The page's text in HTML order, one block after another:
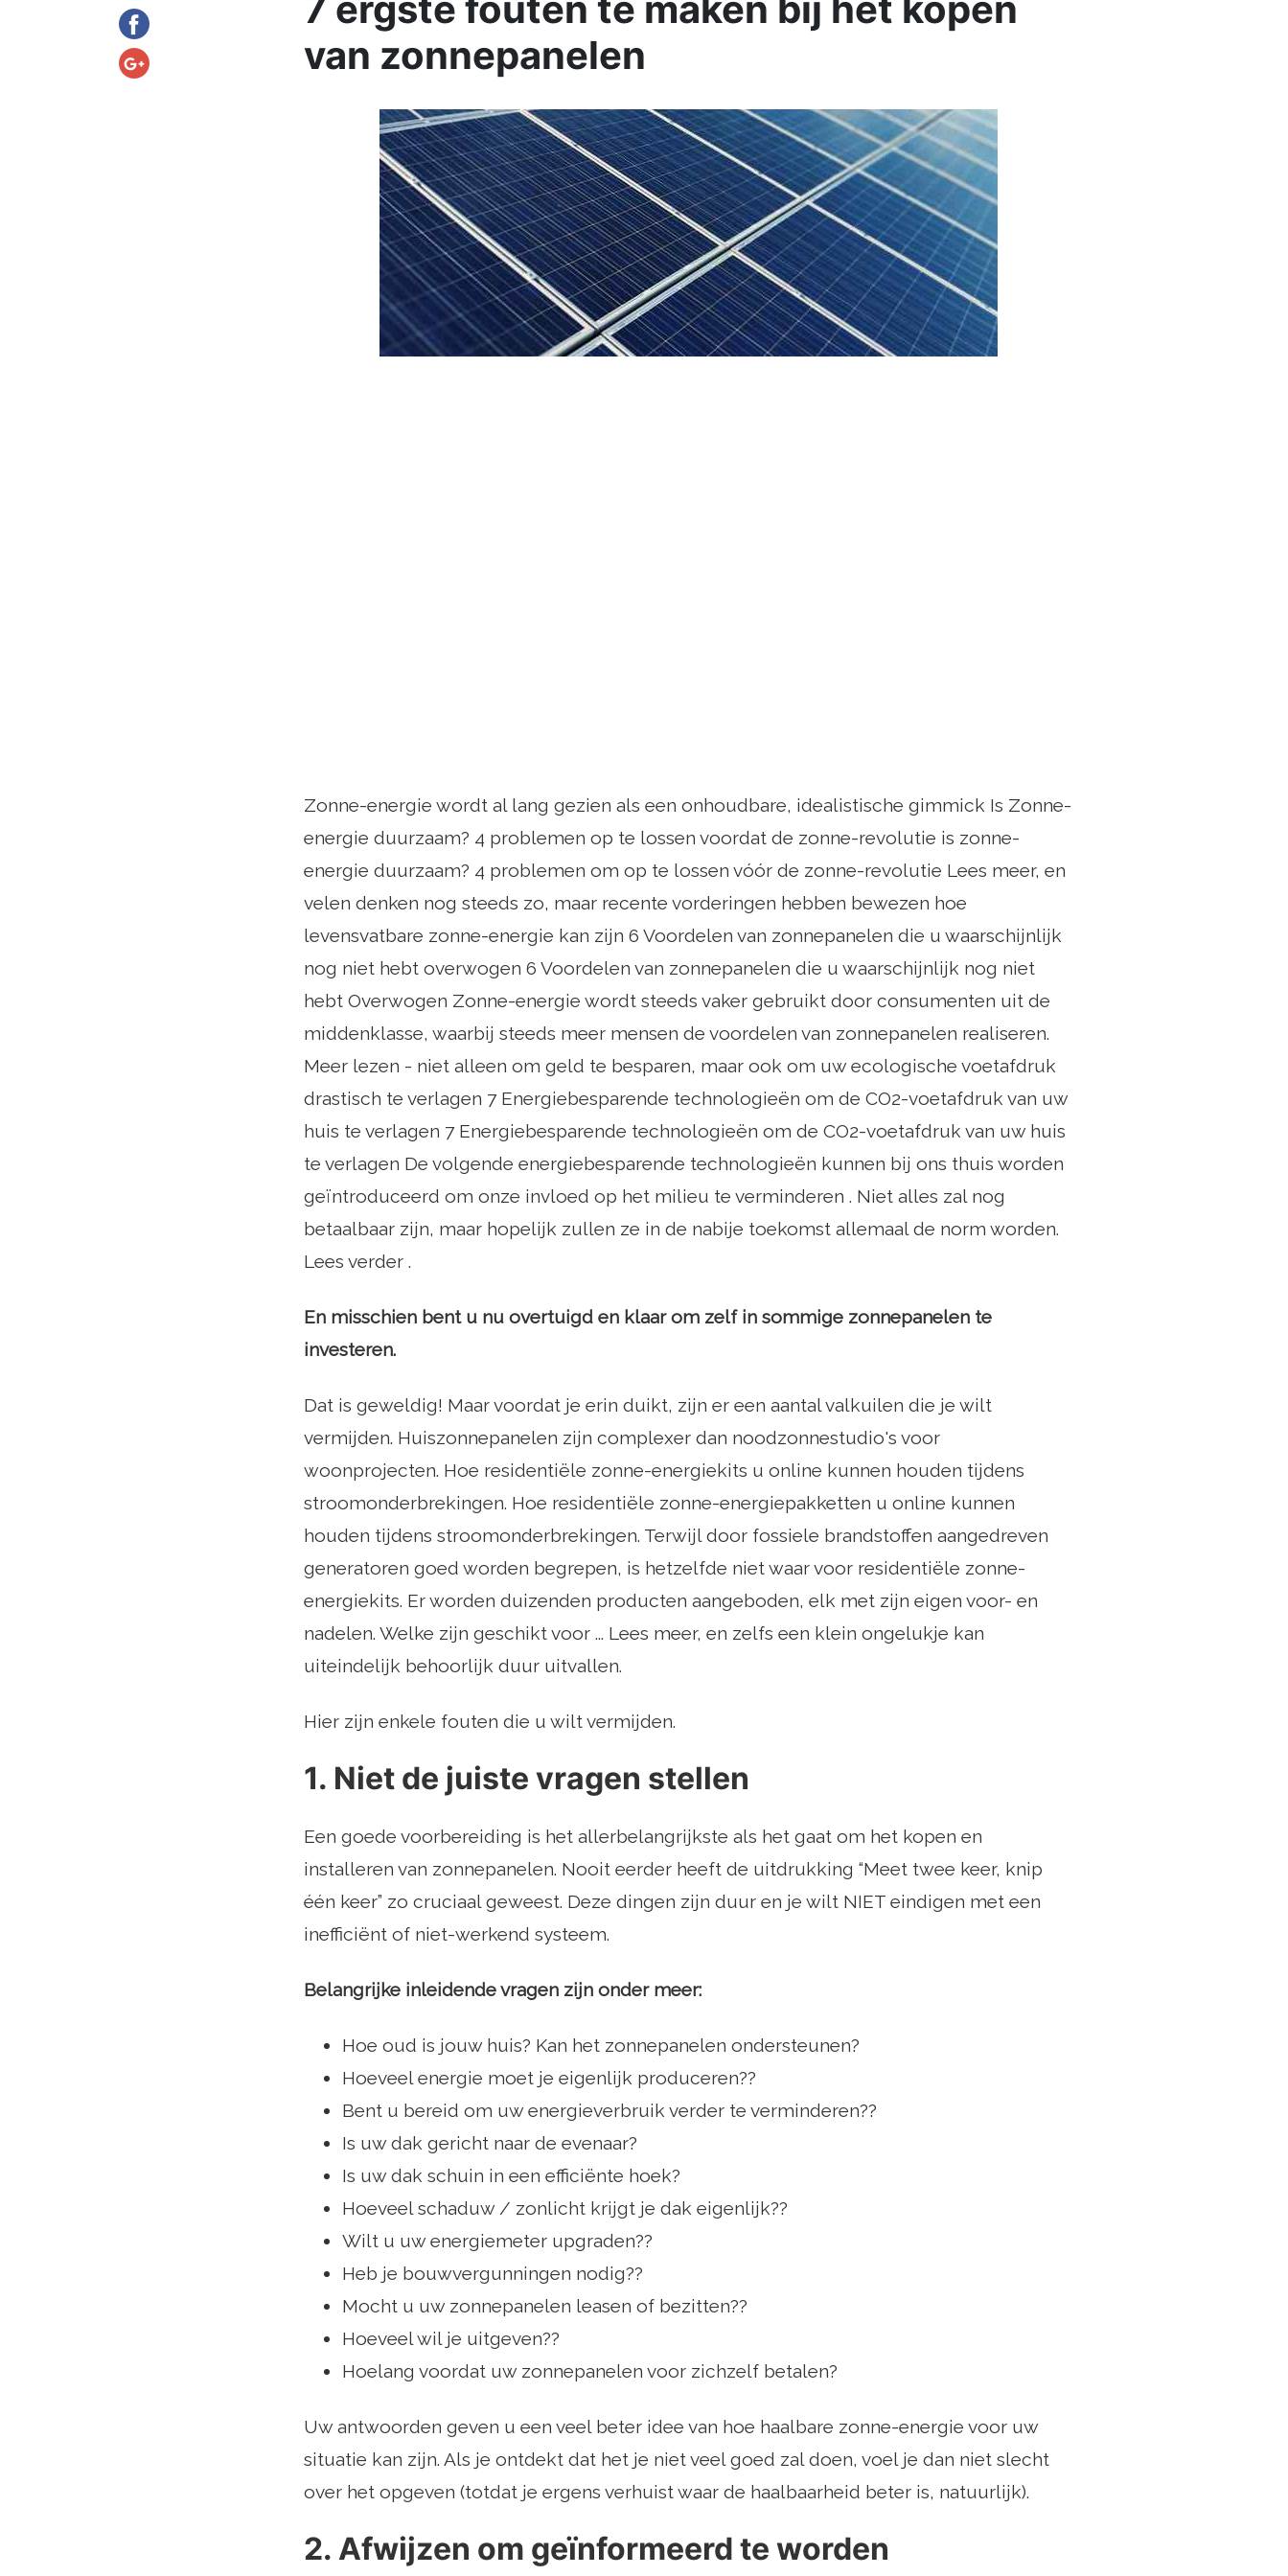
van zonnepanelen
Zonne-energie wordt al lang gezien als een onhoudbare, idealistische gimmick Is Zonne-
energie duurzaam? 4 problemen op te lossen voordat de zonne-revolutie is zonne-
energie duurzaam? 4 problemen om op te lossen vóór de zonne-revolutie Lees meer, en
velen denken nog steeds zo, maar recente vorderingen hebben bewezen hoe
levensvatbare zonne-energie kan zijn 6 Voordelen van zonnepanelen die u waarschijnlijk
nog niet hebt overwogen 6 Voordelen van zonnepanelen die u waarschijnlijk nog niet
hebt Overwogen Zonne-energie wordt steeds vaker gebruikt door consumenten uit de
middenklasse, waarbij steeds meer mensen de voordelen van zonnepanelen realiseren.
Meer lezen - niet alleen om geld te besparen, maar ook om uw ecologische voetafdruk
drastisch te verlagen 7 Energiebesparende technologieën om de CO2-voetafdruk van uw
huis te verlagen 7 Energiebesparende technologieën om de CO2-voetafdruk van uw huis
te verlagen De volgende energiebesparende technologieën kunnen bij ons thuis worden
geïntroduceerd om onze invloed op het milieu te verminderen . Niet alles zal nog
betaalbaar zijn, maar hopelijk zullen ze in de nabije toekomst allemaal de norm worden.
Lees verder .
En misschien bent u nu overtuigd en klaar om zelf in sommige zonnepanelen te
investeren.
Dat is geweldig! Maar voordat je erin duikt, zijn er een aantal valkuilen die je wilt
vermijden. Huiszonnepanelen zijn complexer dan noodzonnestudio's voor
woonprojecten. Hoe residentiële zonne-energiekits u online kunnen houden tijdens
stroomonderbrekingen. Hoe residentiële zonne-energiepakketten u online kunnen
houden tijdens stroomonderbrekingen. Terwijl door fossiele brandstoffen aangedreven
generatoren goed worden begrepen, is hetzelfde niet waar voor residentiële zonne-
energiekits. Er worden duizenden producten aangeboden, elk met zijn eigen voor- en
nadelen. Welke zijn geschikt voor ... Lees meer, en zelfs een klein ongelukje kan
uiteindelijk behoorlijk duur uitvallen.
Hier zijn enkele fouten die u wilt vermijden.
1. Niet de juiste vragen stellen
Een goede voorbereiding is het allerbelangrijkste als het gaat om het kopen en
installeren van zonnepanelen. Nooit eerder heeft de uitdrukking “Meet twee keer, knip
één keer” zo cruciaal geweest. Deze dingen zijn duur en je wilt NIET eindigen met een
inefficiënt of niet-werkend systeem.
Belangrijke inleidende vragen zijn onder meer:
Hoe oud is jouw huis? Kan het zonnepanelen ondersteunen?
Hoeveel energie moet je eigenlijk produceren??
Bent u bereid om uw energieverbruik verder te verminderen??
Is uw dak gericht naar de evenaar?
Is uw dak schuin in een efficiënte hoek?
Hoeveel schaduw / zonlicht krijgt je dak eigenlijk??
Wilt u uw energiemeter upgraden??
Heb je bouwvergunningen nodig??
Mocht u uw zonnepanelen leasen of bezitten??
Hoeveel wil je uitgeven??
Hoelang voordat uw zonnepanelen voor zichzelf betalen?
Uw antwoorden geven u een veel beter idee van hoe haalbare zonne-energie voor uw
situatie kan zijn. Als je ontdekt dat het je niet veel goed zal doen, voel je dan niet slecht
over het opgeven (totdat je ergens verhuist waar de haalbaarheid beter is, natuurlijk).
2. Afwijzen om geïnformeerd te worden